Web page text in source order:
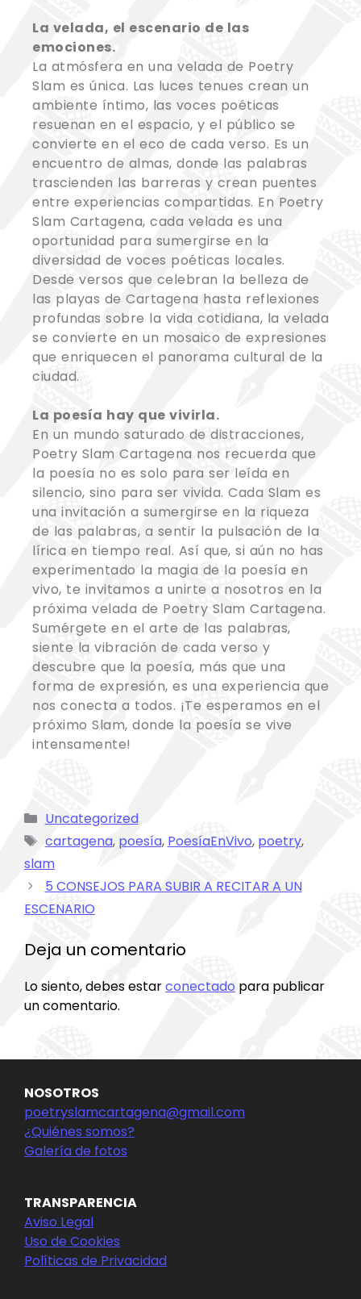
La velada, el escenario de las
emociones.
La atmósfera en una velada de Poetry
Slam es única. Las luces tenues crean un
ambiente íntimo, las voces poéticas
resuenan en el espacio, y el público se
convierte en el eco de cada verso. Es un
encuentro de almas, donde las palabras
trascienden las barreras y crean puentes
entre experiencias compartidas. En Poetry
Slam Cartagena, cada velada es una
oportunidad para sumergirse en la
diversidad de voces poéticas locales.
Desde versos que celebran la belleza de
las playas de Cartagena hasta reflexiones
profundas sobre la vida cotidiana, la velada
se convierte en un mosaico de expresiones
que enriquecen el panorama cultural de la
ciudad.
La poesía hay que vivirla.
En un mundo saturado de distracciones,
Poetry Slam Cartagena nos recuerda que
la poesía no es solo para ser leída en
silencio, sino para ser vivida. Cada Slam es
una invitación a sumergirse en la riqueza
de las palabras, a sentir la pulsación de la
lírica en tiempo real. Así que, si aún no has
experimentado la magia de la poesía en
vivo, te invitamos a unirte a nosotros en la
próxima velada de Poetry Slam Cartagena.
Sumérgete en el arte de las palabras,
siente la vibración de cada verso y
descubre que la poesía, más que una
forma de expresión, es una experiencia que
nos conecta a todos. ¡Te esperamos en el
próximo Slam, donde la poesía se vive
intensamente!
Uncategorized
cartagena, poesía, PoesíaEnVivo, poetry,
slam
5 CONSEJOS PARA SUBIR A RECITAR A UN
ESCENARIO
Deja un comentario
Lo siento, debes estarconectado para publicar
un comentario.
NOSOTROS
poetryslamcartagena@gmail.com
¿Quiénes somos?
Galería de fotos
TRANSPARENCIA
Aviso Legal
Uso de Cookies
Políticas de Privacidad